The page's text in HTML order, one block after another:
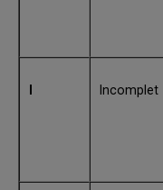
Incomplet